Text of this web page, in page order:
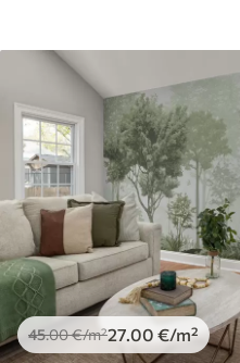
45.00€/m²27 .00 €/m²